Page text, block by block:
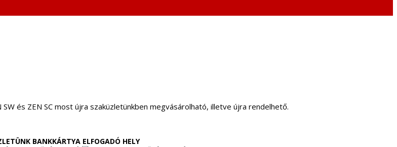
és ZEN SC most újra szaküzletünkben megvásárolható, illetve újra rendelhető.
BANKKÁRTYA ELFOGADÓ HELY